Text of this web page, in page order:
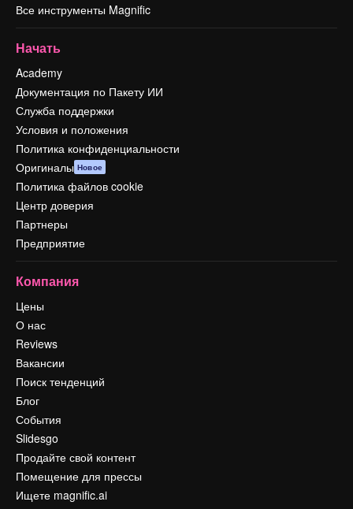
Все инструменты Magnific
Начать
Academy
Документация по Пакету ИИ
Служба поддержки
Условия и положения
Политика конфиденциальности
Оригиналы Новое
Политика файлов cookie
Центр доверия
Партнеры
Предприятие
Компания
Цены
О нас
Reviews
Вакансии
Поиск тенденций
Блог
События
Slidesgo
Продайте свой контент
Помещение для прессы
Ищете magnific.ai